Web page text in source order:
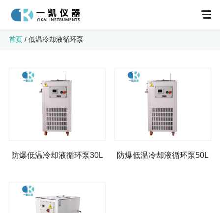
不锈钢反应釜
单层玻璃反应釜
防爆单层玻璃反应釜
首页/ 低温冷却液循环泵
防爆低温冷却液循环泵30L 防爆低温冷却液循环泵50L